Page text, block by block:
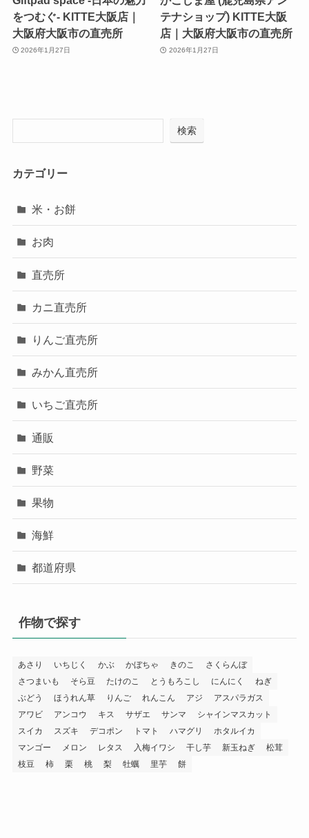
をつむぐ- KITTE大阪店｜
大阪府大阪市の直売所
2026年1月27日
テナショップ) KITTE大阪
店｜大阪府大阪市の直売所
2026年1月27日
検索
カテゴリー
米・お餅
お肉
直売所
カニ直売所
りんご直売所
みかん直売所
いちご直売所
通販
野菜
果物
海鮮
都道府県
作物で探す
あさり いちじく かぶ かぼちゃ きのこ
さくらんぼ
さつまいも
そら豆 たけのこ とうもろこし にんにく
ねぎ
ぶどう
ほうれん草 りんご れんこん アジ
アスパラガス
アワビ
アンコウ キス サザエ サンマ
シャインマスカット
スイカ
スズキ デコポン トマト ハマグリ
ホタルイカ
マンゴー
メロン レタス 入梅イワシ 干し芋 新玉ねぎ
松茸
枝豆
柿 栗 桃 梨 牡蠣 里芋 餅